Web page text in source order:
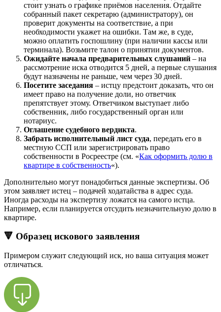
стоит узнать о графике приёмов населения. Отдайте
собранный пакет секретарю (администратору), он
проверит документы на соответствие, а при
необходимости укажет на ошибки. Там же, в суде,
можно оплатить госпошлину (при наличии кассы или
терминала). Возьмите талон о принятии документов.
Ожидайте начала предварительных слушаний – на
рассмотрение иска отводится 5 дней, а первые слушания
будут назначены не раньше, чем через 30 дней.
Посетите заседания – истцу предстоит доказать, что он
имеет право на получение доли, но ответчик
препятствует этому. Ответчиком выступает либо
собственник, либо государственный орган или
нотариус.
Оглашение судебного вердикта.
Забрать исполнительный лист суда, передать его в
местную ССП или зарегистрировать право
собственности в Росреестре (см. «Как оформить долю в
квартире в собственность«).
Дополнительно могут понадобиться данные экспертизы. Об
этом заявляет истец – подачей ходатайства в адрес суда.
Иногда расходы на экспертизу ложатся на самого истца.
Например, если планируется отсудить незначительную долю в
квартире.
🔻 Образец искового заявления
Примером служит следующий иск, но ваша ситуация может
отличаться.